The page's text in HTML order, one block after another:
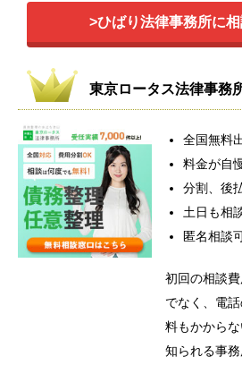
>ひばり法律事務所に
東京ロータス法律事務
全国無料
料金が自
分割、後
土日も相
匿名相談
初回の相談
でなく、電
料もかから
知られる事務